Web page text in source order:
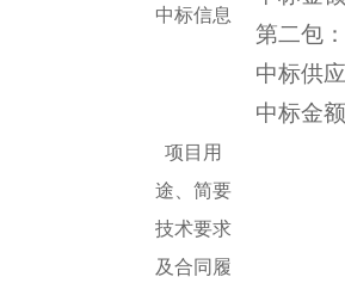
中标信息
第二包：
中标供
中标金
项目用
途、简要
技术要求
及合同履